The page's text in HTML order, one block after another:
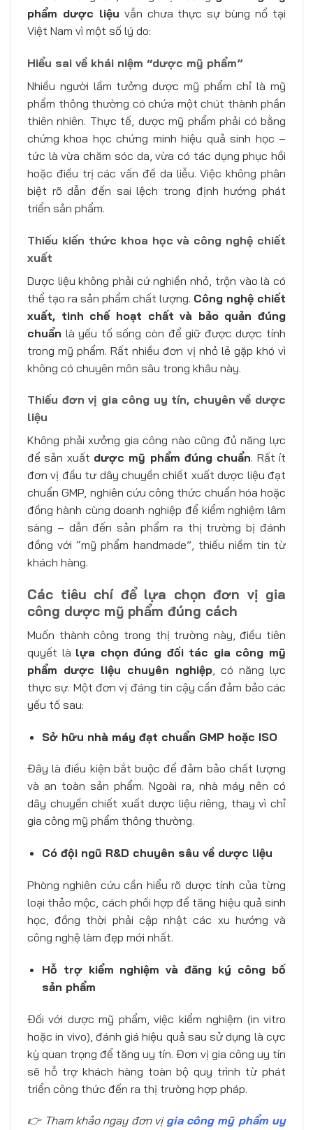
phẩm dược liệu vẫn chưa thực sự bùng nổ tại
Việt Nam vì một số lý do:
Hiểu sai về khái niệm “dược mỹ phẩm”
Nhiều người lầm tưởng dược mỹ phẩm chỉ là mỹ
phẩm thông thường có chứa một chút thành phần
thiên nhiên. Thực tế, dược mỹ phẩm phải có bằng
chứng khoa học chứng minh hiệu quả sinh học –
tức là vừa chăm sóc da, vừa có tác dụng phục hồi
hoặc điều trị các vấn đề da liễu. Việc không phân
biệt rõ dẫn đến sai lệch trong định hướng phát
triển sản phẩm.
Thiếu kiến thức khoa học và công nghệ chiết
xuất
Dược liệu không phải cứ nghiền nhỏ, trộn vào là có
thể tạo ra sản phẩm chất lượng. Công nghệ chiết
xuất, tinh chế hoạt chất và bảo quản đúng
chuẩn là yếu tố sống còn để giữ được dược tính
trong mỹ phẩm. Rất nhiều đơn vị nhỏ lẻ gặp khó vì
không có chuyên môn sâu trong khâu này.
Thiếu đơn vị gia công uy tín, chuyên về dược
liệu
Không phải xưởng gia công nào cũng đủ năng lực
để sản xuất dược mỹ phẩm đúng chuẩn. Rất ít
đơn vị đầu tư dây chuyền chiết xuất dược liệu đạt
chuẩn GMP, nghiên cứu công thức chuẩn hóa hoặc
đồng hành cùng doanh nghiệp để kiểm nghiệm lâm
sàng – dẫn đến sản phẩm ra thị trường bị đánh
đồng với “mỹ phẩm handmade”, thiếu niềm tin từ
khách hàng.
Các tiêu chí để lựa chọn đơn vị gia
công dược mỹ phẩm đúng cách
Muốn thành công trong thị trường này, điều tiên
quyết là lựa chọn đúng đối tác gia công mỹ
phẩm dược liệu chuyên nghiệp , có năng lực
thực sự. Một đơn vị đáng tin cậy cần đảm bảo các
yếu tố sau:
Sở hữu nhà máy đạt chuẩn GMP hoặc ISO
Đây là điều kiện bắt buộc để đảm bảo chất lượng
và an toàn sản phẩm. Ngoài ra, nhà máy nên có
dây chuyền chiết xuất dược liệu riêng, thay vì chỉ
gia công mỹ phẩm thông thường.
Có đội ngũ R&D chuyên sâu về dược liệu
Phòng nghiên cứu cần hiểu rõ dược tính của từng
loại thảo mộc, cách phối hợp để tăng hiệu quả sinh
học, đồng thời phải cập nhật các xu hướng và
công nghệ làm đẹp mới nhất.
Hỗ trợ kiểm nghiệm và đăng ký công bố
sản phẩm
Đối với dược mỹ phẩm, việc kiểm nghiệm (in vitro
hoặc in vivo), đánh giá hiệu quả sau sử dụng là cực
kỳ quan trọng để tăng uy tín. Đơn vị gia công uy tín
sẽ hỗ trợ khách hàng toàn bộ quy trình từ phát
triển công thức đến ra thị trường hợp pháp.
👉 Tham khảo ngay đơn vị gia công mỹ phẩm uy